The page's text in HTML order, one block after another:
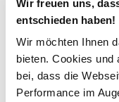
Wir freuen uns,
entschieden haben!
Wir möchten Ihnen
bieten. Cookies und
bei, dass die
Performance im
In
Schneller DHL